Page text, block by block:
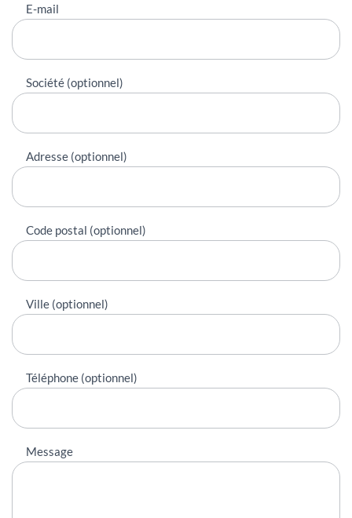
E-mail
Société (optionnel)
Adresse (optionnel)
Code postal (optionnel)
Ville (optionnel)
Téléphone (optionnel)
Message